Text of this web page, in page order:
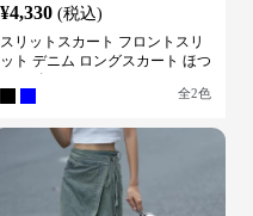
¥4,330 (税込)
スリットスカート フロントスリ
ット デニム ロングスカート ほつ
全2色